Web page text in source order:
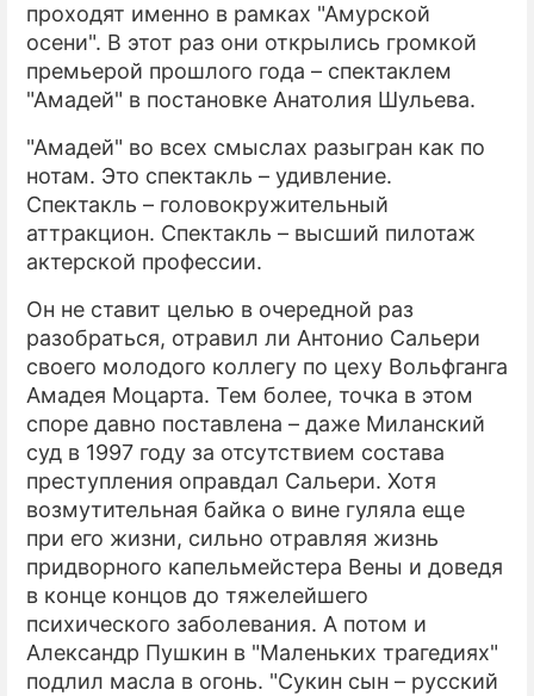
проходят именно в рамках "Амурской
осени". В этот раз они открылись громкой
премьерой прошлого года – спектаклем
"Амадей" в постановке Анатолия Шульева.
"Амадей" во всех смыслах разыгран как по
нотам. Это спектакль – удивление.
Спектакль – головокружительный
аттракцион. Спектакль – высший пилотаж
актерской профессии.
Он не ставит целью в очередной раз
разобраться, отравил ли Антонио Сальери
своего молодого коллегу по цеху Вольфганга
Амадея Моцарта. Тем более, точка в этом
споре давно поставлена – даже Миланский
суд в 1997 году за отсутствием состава
преступления оправдал Сальери. Хотя
возмутительная байка о вине гуляла еще
при его жизни, сильно отравляя жизнь
придворного капельмейстера Вены и доведя
в конце концов до тяжелейшего
психического заболевания. А потом и
Александр Пушкин в "Маленьких трагедиях"
подлил масла в огонь. "Сукин сын – русский